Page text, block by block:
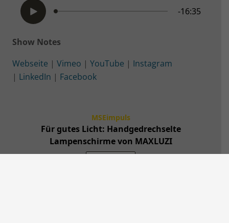
Show Notes
Webseite | Vimeo | YouTube | Instagram
| LinkedIn | Facebook